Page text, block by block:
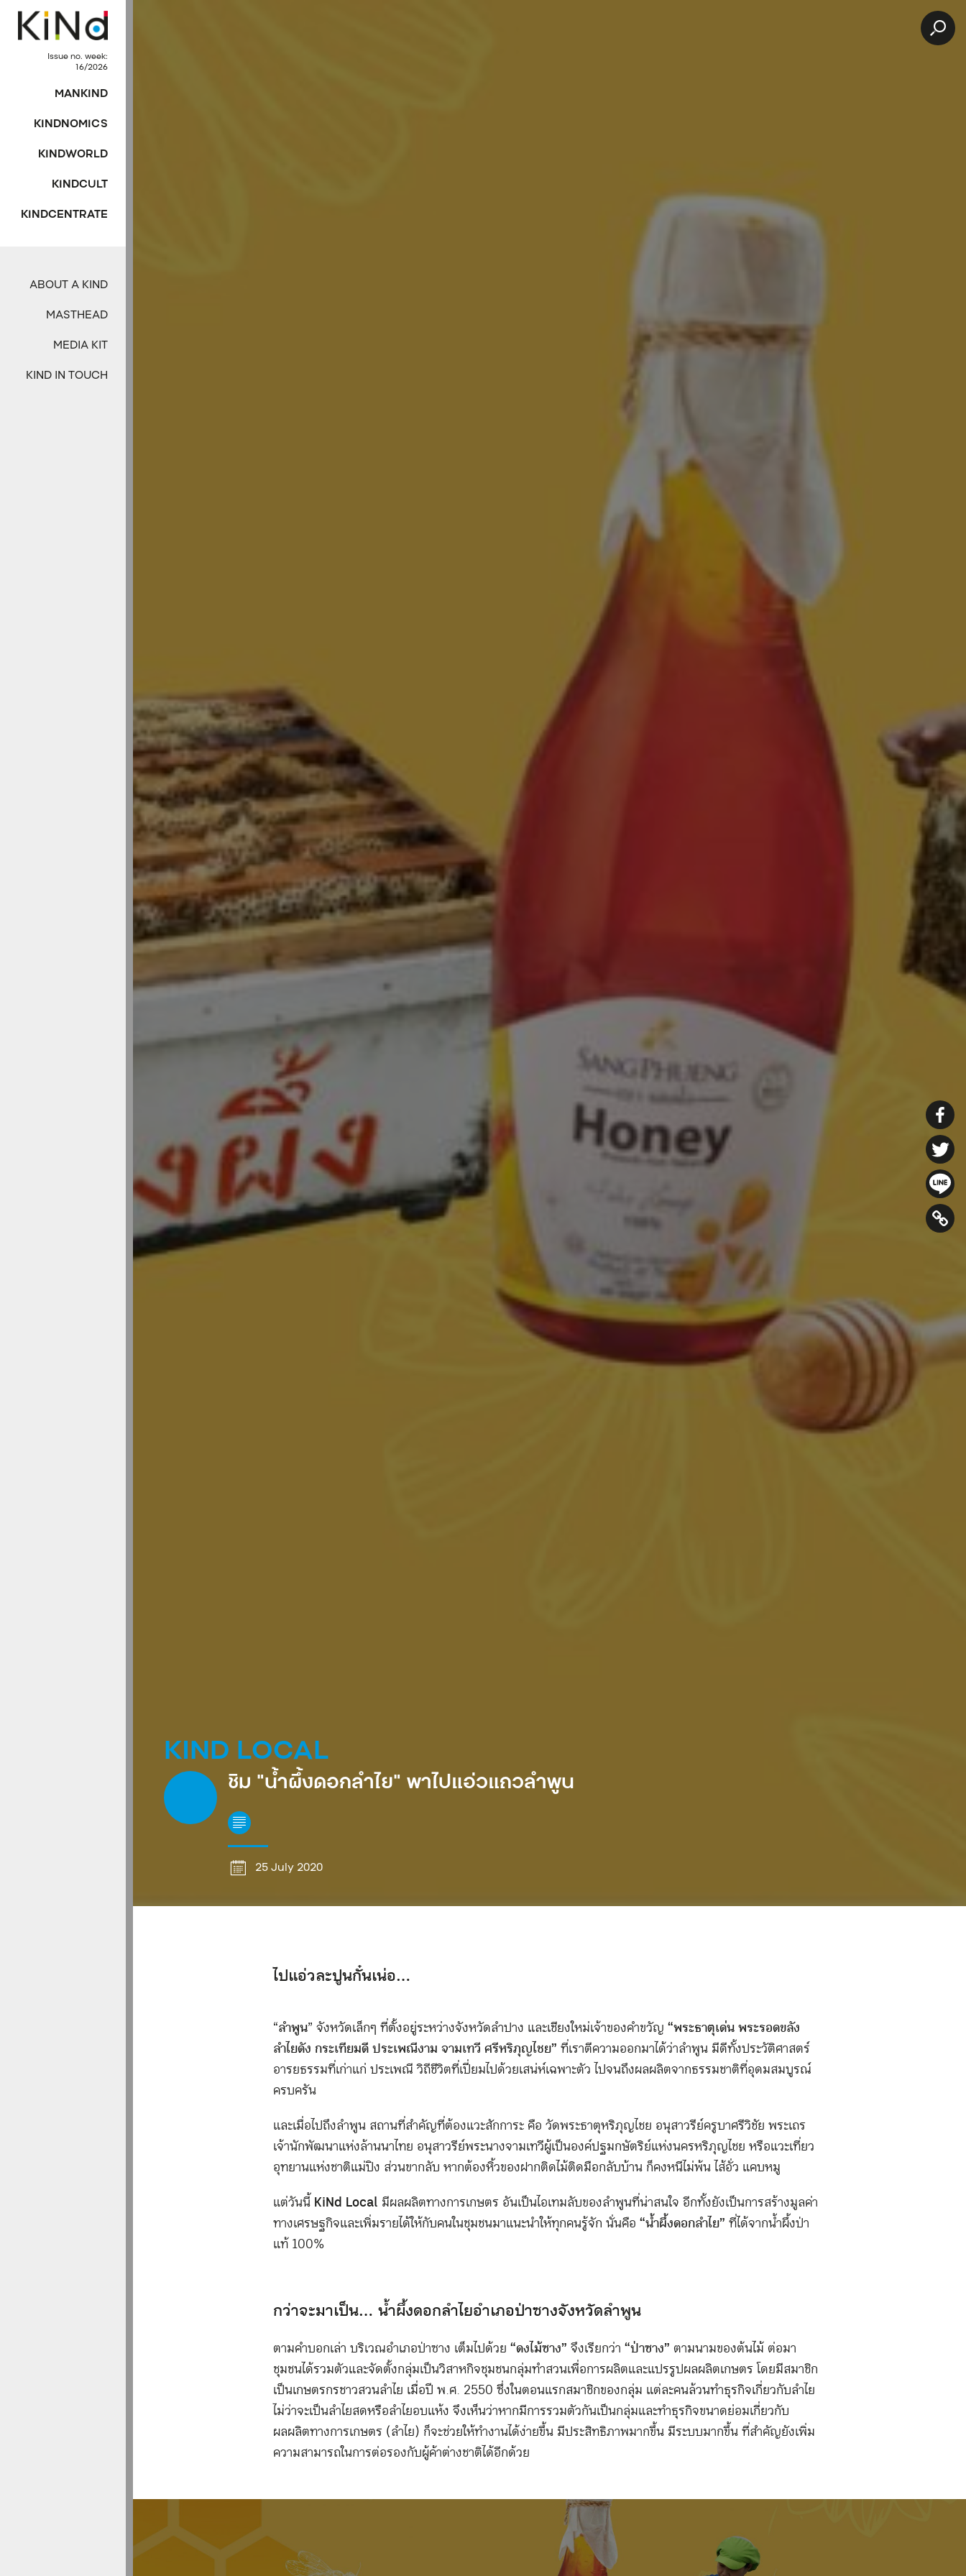
Issue no. week:
16/2026
MANKIND
KINDNOMICS
KINDWORLD
KINDCULT
KINDCENTRATE
ABOUT A KIND
MASTHEAD
MEDIA KIT
KIND IN TOUCH
KIND LOCAL
ชิม “น้ำผึ้งดอกลำไย” พาไปแอ่วแถวลำพูน
25 July 2020
ไปแอ่วละปูนกั๋นเน่อ…
“ลำพูน” จังหวัดเล็กๆ ที่ตั้งอยู่ระหว่างจังหวัดลำปาง และเชียงใหม่เจ้าของคำขวัญ“พระธาตุเด่น พระรอดขลัง
ลำไยดัง กระเทียมดี ประเพณีงาม จามเทวี ศรีหริภุญไชย”ที่เราตีความออกมาได้ว่าลำพูน มีดีทั้งประวัติศาสตร์
อารยธรรมที่เก่าแก่ ประเพณี วิถีชีวิตที่เปี่ยมไปด้วยเสน่ห์เฉพาะตัว ไปจนถึงผลผลิตจากธรรมชาติที่อุดมสมบูรณ์
ครบครัน
และเมื่อไปถึงลำพูน สถานที่สำคัญที่ต้องแวะสักการะ คือ วัดพระธาตุหริภุญไชย อนุสาวรีย์ครูบาศรีวิชัย พระเถร
เจ้านักพัฒนาแห่งล้านนาไทย อนุสาวรีย์พระนางจามเทวี ผู้เป็นองค์ปฐมกษัตริย์แห่งนครหริภุญไชย หรือแวะเที่ยว
อุทยานแห่งชาติแม่ปิง ส่วนขากลับ หากต้องหิ้วของฝากติดไม้ติดมือกลับบ้าน ก็คงหนีไม่พ้น ไส้อั่ว แคบหมู
แต่วันนี้KiNd Local มีผลผลิตทางการเกษตร อันเป็นไอเทมลับของลำพูนที่น่าสนใจ อีกทั้งยังเป็นการสร้างมูลค่า
ทางเศรษฐกิจและเพิ่มรายได้ให้กับคนในชุมชนมาแนะนำให้ทุกคนรู้จัก นั่นคือ“น้ำผึ้งดอกลำไย”ที่ได้จากน้ำผึ้งป่า
แท้ 100%
กว่าจะมาเป็น… น้ำผึ้งดอกลำไยอำเภอป่าซางจังหวัดลำพูน
ตามคำบอกเล่า บริเวณอำเภอป่าซาง เต็มไปด้วย“ดงไม้ซาง”จึงเรียกว่า“ป่าซาง” ตามนามของต้นไม้ ต่อมา
ชุมชนได้รวมตัวและจัดตั้งกลุ่มเป็นวิสาหกิจชุมชนกลุ่มทำสวนเพื่อการผลิตและแปรรูปผลผลิตเกษตร โดยมีสมาชิก
เป็นเกษตรกรชาวสวนลำไย เมื่อปี พ.ศ. 2550 ซึ่งในตอนแรกสมาชิกของกลุ่ม แต่ละคนล้วนทำธุรกิจเกี่ยวกับลำไย
ไม่ว่าจะเป็นลำไยสดหรือลำไยอบแห้ง จึงเห็นว่าหากมีการรวมตัวกันเป็นกลุ่มและทำธุรกิจขนาดย่อมเกี่ยวกับ
ผลผลิตทางการเกษตร (ลำไย) ก็จะช่วยให้ทำงานได้ง่ายขึ้น มีประสิทธิภาพมากขึ้น มีระบบมากขึ้น ที่สำคัญยังเพิ่ม
ความสามารถในการต่อรองกับผู้ค้าต่างชาติได้อีกด้วย